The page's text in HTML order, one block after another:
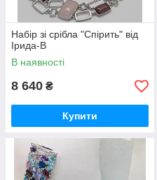
Набір зі срібла "Спірить" від
Ірида-В
В наявності
8 640 ₴
Купити